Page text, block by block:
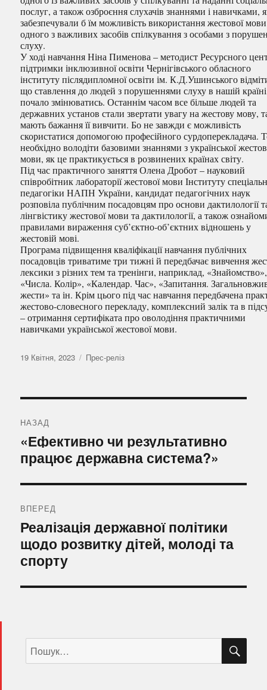
послуг, а також озброєння слухачів знаннями і навичками,
забезпечували б їм можливість використання жестової
одного з важливих засобів спілкування з особами з
слуху.
У ході навчання Ніна Пименова – методист Ресурсного
підтримки інклюзивної освіти Чернігівського обласного
інституту післядипломної освіти ім. К.Д.Ушинського
що ставлення до людей з порушеннями слуху в нашій країні
почало змінюватись. Останнім часом все більше людей та
державних установ стали звертати увагу на жестову мову,
мають бажання її вивчити. Бо не завжди є можливість
скористатися допомогою професійного сурдоперекладача.
необхідно володіти базовими знаннями з української
мови, як це практикується в розвинених країнах світу.
Під час практичного заняття Олена Дробот – науковий
співробітник лабораторії жестової мови Інституту
педагогіки НАПН України, кандидат педагогічних наук
розповіла публічним посадовцям про основи дактилології
лінгвістику жестової мови та дактилології, а також
правилами вираження суб’єктно-об’єктних відношень у
жестовій мові.
Програма підвищення кваліфікації навчання публічних
посадовців триватиме три тижні й передбачає вивчення
лексики з різних тем та тренінги, наприклад, «Знайомство»,
«Числа. Колір», «Календар. Час», «Запитання.
жести» та ін. Крім цього під час навчання передбачена
жестово-словесного перекладу, комплексний залік та в
– отримання сертифіката про оволодіння практичними
навичками української жестової мови.
Оприлюднено
19 Квітня, 2023 Категорії
Прес-реліз
записів
НАЗАД
Попередній
запис:
«Ефективно чи результативно
працює державна система?»
ВПЕРЕД
Наступний
запис:
Реалізація державної політики
щодо розвитку дітей, молоді та
спорту
за
запитом: